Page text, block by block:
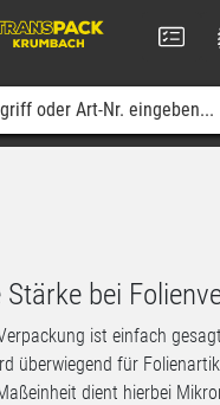
bei
ist einfach gesagt
überwiegend für
dient hierbei